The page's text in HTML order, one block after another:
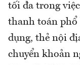
tối đa trong
thanh toán
dụng, thẻ nội
chuyển khoản